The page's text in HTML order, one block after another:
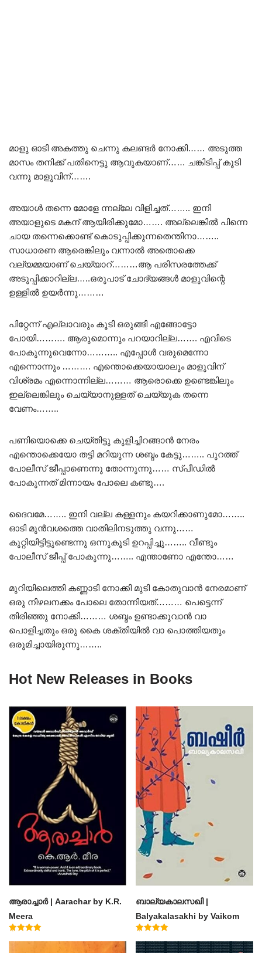
മാളു ഓടി അകത്തു ചെന്നു കലണ്ടർ നോക്കി…… അടുത്ത
മാസം തനിക്ക് പതിനെട്ടു ആവുകയാണ്…… ചങ്കിടിപ്പ് കൂടി
വന്നു മാളുവിന്‌…….
അയാൾ തന്നെ മോളേ ന്നല്ലേ വിളിച്ചത്…….. ഇനി
അയാളുടെ മകന് ആയിരിക്കുമോ……. അല്ലെങ്കിൽ പിന്നെ
ചായ തന്നെക്കൊണ്ട് കൊടുപ്പിക്കുന്നതെന്തിനാ……..
സാധാരണ ആരെങ്കിലും വന്നാൽ അതൊക്കെ
വല്യമ്മയാണ് ചെയ്യാറ്………ആ പരിസരത്തേക്ക്
അടുപ്പിക്കാറില്ല…..ഒരുപാട് ചോദ്യങ്ങൾ മാളുവിന്റെ
ഉള്ളിൽ ഉയർന്നു………
പിറ്റേന്ന് എല്ലാവരും കൂടി ഒരുങ്ങി എങ്ങോട്ടോ
പോയി………. ആരുമൊന്നും പറയാറില്ല……. എവിടെ
പോകുന്നുവെന്നോ……….. എപ്പോൾ വരുമെന്നോ
എന്നൊന്നും ………. എന്തൊക്കെയായാലും മാളുവിന്‌
വിശ്രമം എന്നൊന്നില്ല……… ആരൊക്കെ ഉണ്ടെങ്കിലും
ഇല്ലെങ്കിലും ചെയ്യാനുള്ളത് ചെയ്യുക തന്നെ
വേണം……..
പണിയൊക്കെ ചെയ്തിട്ടു കുളിച്ചിറങ്ങാൻ നേരം
എന്തൊക്കെയോ തട്ടി മറിയുന്ന ശബ്ദം കേട്ടു…….. പുറത്ത്
പോലീസ് ജീപ്പാണെന്നു തോന്നുന്നു…… സ്പീഡിൽ
പോകുന്നത് മിന്നായം പോലെ കണ്ടു….
ദൈവമേ…….. ഇനി വല്ല കള്ളനും കയറിക്കാണുമോ……..
ഓടി മുൻവശത്തെ വാതിലിനടുത്തു വന്നു……
കുറ്റിയിട്ടിട്ടുണ്ടെന്നു ഒന്നുകൂടി ഉറപ്പിച്ചു…….. വീണ്ടും
പോലീസ് ജീപ്പ് പോകുന്നു…….. എന്താണോ എന്തോ……
മുറിയിലെത്തി കണ്ണാടി നോക്കി മുടി കോതുവാൻ നേരമാണ്
ഒരു നിഴലനക്കം പോലെ തോന്നിയത്……… പെട്ടെന്ന്
തിരിഞ്ഞു നോക്കി……… ശബ്ദം ഉണ്ടാക്കുവാൻ വാ
പൊളിച്ചതും ഒരു കൈ ശക്തിയിൽ വാ പൊത്തിയതും
ഒരുമിച്ചായിരുന്നു……..
Hot New Releases in Books
ആരാച്ചാര്‍ | Aarachar by K.R.
Meera
ബാല്യകാലസഖി |
Balyakalasakhi by Vaikom
Muhammad Basheer
4.60